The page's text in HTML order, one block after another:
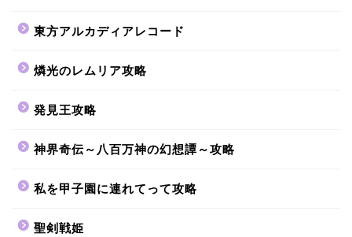
東方アルカディアレコード
燐光のレムリア攻略
発見王攻略
神界奇伝～八百万神の幻想譚～攻略
私を甲子園に連れてって攻略
聖剣戦姫